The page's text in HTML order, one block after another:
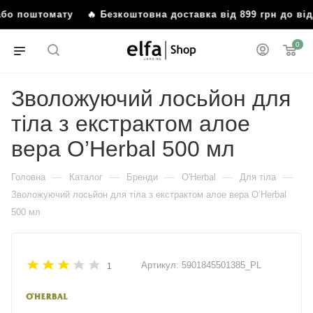
поштомату 🔥 Безкоштовна доставка від 899 грн до
0
Зволожуючий лосьйон для
тіла з екстрактом алое
вера O’Herbal 500 мл
Головна — Каталог — Бренди — O'Herbal — Для тіла —
Зволожуючий лосьйон для тіла з екстрактом алое вера O’Herbal
500 мл
1 Артикул: 5901845501385_PL